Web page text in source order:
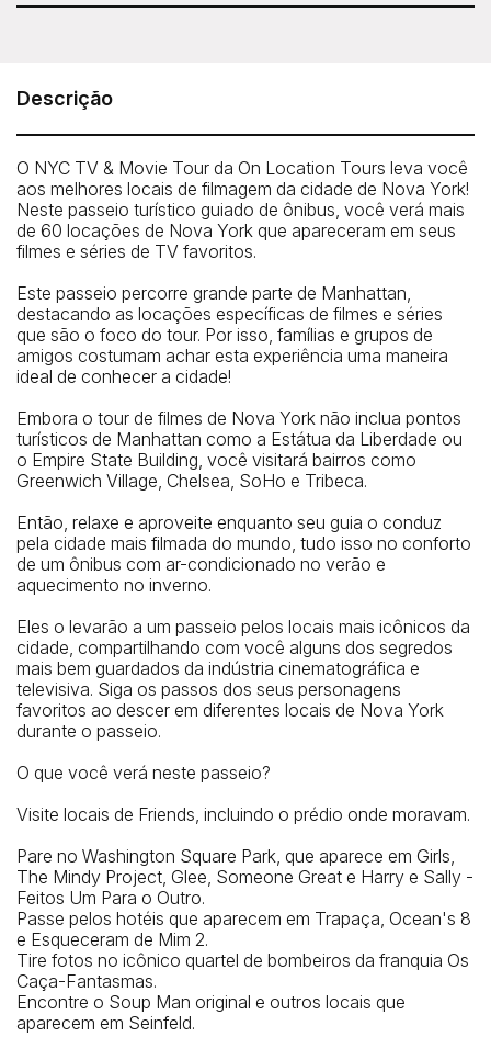
upon purchase)
Telefone: 212-913-9780
Descrição
O NYC TV & Movie Tour da On Location Tours leva você
aos melhores locais de filmagem da cidade de Nova York!
Neste passeio turístico guiado de ônibus, você verá mais
de 60 locações de Nova York que apareceram em seus
filmes e séries de TV favoritos.
Este passeio percorre grande parte de Manhattan,
destacando as locações específicas de filmes e séries
que são o foco do tour. Por isso, famílias e grupos de
amigos costumam achar esta experiência uma maneira
ideal de conhecer a cidade!
Embora o tour de filmes de Nova York não inclua pontos
turísticos de Manhattan como a Estátua da Liberdade ou
o Empire State Building, você visitará bairros como
Greenwich Village, Chelsea, SoHo e Tribeca.
Então, relaxe e aproveite enquanto seu guia o conduz
pela cidade mais filmada do mundo, tudo isso no conforto
de um ônibus com ar-condicionado no verão e
aquecimento no inverno.
Eles o levarão a um passeio pelos locais mais icônicos da
cidade, compartilhando com você alguns dos segredos
mais bem guardados da indústria cinematográfica e
televisiva. Siga os passos dos seus personagens
favoritos ao descer em diferentes locais de Nova York
durante o passeio.
O que você verá neste passeio?
Visite locais de Friends, incluindo o prédio onde moravam.
Pare no Washington Square Park, que aparece em Girls,
The Mindy Project, Glee, Someone Great e Harry e Sally -
Feitos Um Para o Outro.
Passe pelos hotéis que aparecem em Trapaça, Ocean's 8
e Esqueceram de Mim 2.
Tire fotos no icônico quartel de bombeiros da franquia Os
Caça-Fantasmas.
Encontre o Soup Man original e outros locais que
aparecem em Seinfeld.